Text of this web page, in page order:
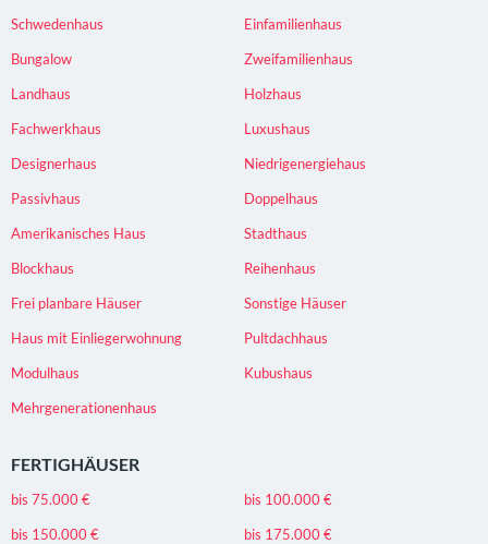
Schwedenhaus
Einfamilienhaus
Bungalow
Zweifamilienhaus
Landhaus
Holzhaus
Fachwerkhaus
Luxushaus
Designerhaus
Niedrigenergiehaus
Passivhaus
Doppelhaus
Amerikanisches Haus
Stadthaus
Blockhaus
Reihenhaus
Frei planbare Häuser
Sonstige Häuser
Haus mit Einliegerwohnung
Pultdachhaus
Modulhaus
Kubushaus
Mehrgenerationenhaus
FERTIGHÄUSER
bis 75.000 €
bis 100.000 €
bis 150.000 €
bis 175.000 €